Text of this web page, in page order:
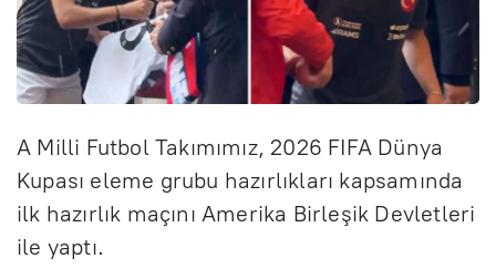
A Milli Futbol Takımımız, 2026 FIFA Dünya
Kupası eleme grubu hazırlıkları kapsamında
ilk hazırlık maçını Amerika Birleşik Devletleri
ile yaptı.